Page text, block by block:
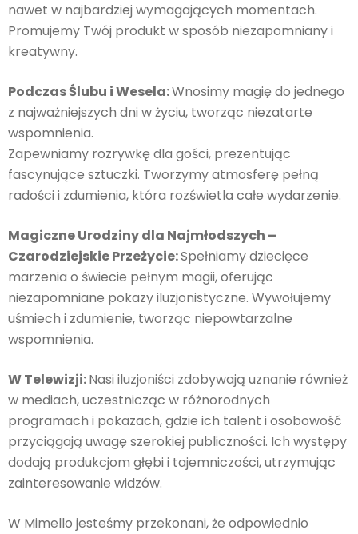
nawet w najbardziej wymagających momentach.
Promujemy Twój produkt w sposób niezapomniany i
kreatywny.
Podczas Ślubu i Wesela:Wnosimy magię do jednego
z najważniejszych dni w życiu, tworząc niezatarte
wspomnienia.
Zapewniamy rozrywkę dla gości, prezentując
fascynujące sztuczki. Tworzymy atmosferę pełną
radości i zdumienia, która rozświetla całe wydarzenie.
Magiczne Urodziny dla Najmłodszych –
Czarodziejskie Przeżycie:Spełniamy dziecięce
marzenia o świecie pełnym magii, oferując
niezapomniane pokazy iluzjonistyczne. Wywołujemy
uśmiech i zdumienie, tworząc niepowtarzalne
wspomnienia.
W Telewizji:Nasi iluzjoniści zdobywają uznanie również
w mediach, uczestnicząc w różnorodnych
programach i pokazach, gdzie ich talent i osobowość
przyciągają uwagę szerokiej publiczności. Ich występy
dodają produkcjom głębi i tajemniczości, utrzymując
zainteresowanie widzów.
W Mimello jesteśmy przekonani, że odpowiednio